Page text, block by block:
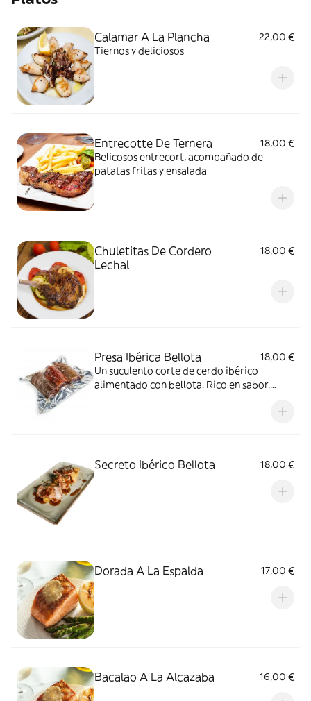
Calamar A La Plancha
22,00 €
Tiernos y deliciosos
Entrecotte De Ternera
18,00 €
Belicosos entrecort, acompañado de
patatas fritas y ensalada
Chuletitas De Cordero
Lechal
18,00 €
Presa Ibérica Bellota
18,00 €
Un suculento corte de cerdo ibérico
alimentado con bellota. Rico en sabor,
Secreto Ibérico Bellota 18,00 €
Dorada A La Espalda 17,00 €
Bacalao A La Alcazaba 16,00 €